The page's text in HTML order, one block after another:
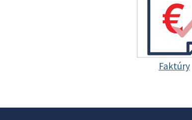
Faktúry